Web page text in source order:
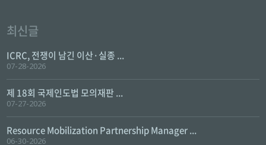
최신글
ICRC, 전쟁이 남긴 이산·실종 ...
07-28-2026
제 18회 국제인도법 모의재판 ...
07-27-2026
Resource Mobilization Partnership Manager ...
06-30-2026